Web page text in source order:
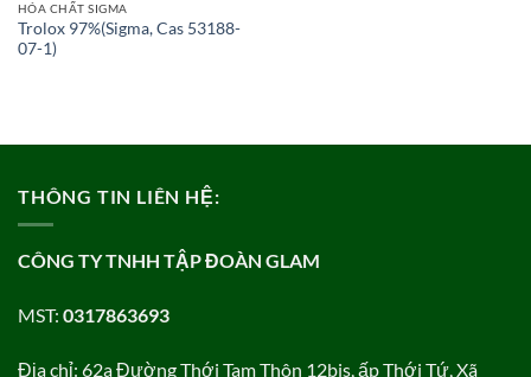
HÓA CHẤT SIGMA
Trolox 97%(Sigma, Cas 53188-
07-1)
THÔNG TIN LIÊN HỆ:
CÔNG TY TNHH TẬP ĐOÀN GLAM
MST: 0317863693
Địa chỉ: 62a Đường Thới Tam Thôn 12bis, ấp Thới Tứ, Xã